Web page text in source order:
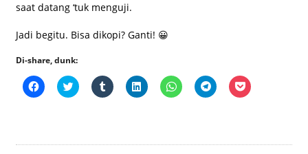
saat datang ‘tuk menguji.
Jadi begitu. Bisa dikopi? Ganti! 😀
Di-share, dunk:
Click
to
new
Click
to
new
Click
to
new
Click
to
new
Click
to
new
Click
to
new
Click
to
new